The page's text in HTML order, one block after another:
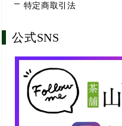
特定商取引法
公式SNS